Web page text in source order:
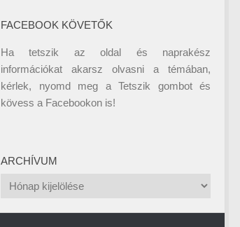
FACEBOOK KÖVETŐK
Ha tetszik az oldal és naprakész
információkat akarsz olvasni a témában,
kérlek, nyomd meg a Tetszik gombot és
kövess a Facebookon is!
ARCHÍVUM
Archívum